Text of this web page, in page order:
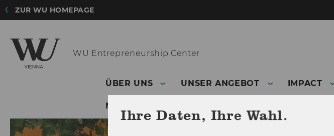
ZUR WU HOMEPAGE
WU Entrepreneurship Center
ÜBER UNS UNSER ANGEBOT IMPACT
NETZWERK
Ihre Daten, Ihre Wahl.